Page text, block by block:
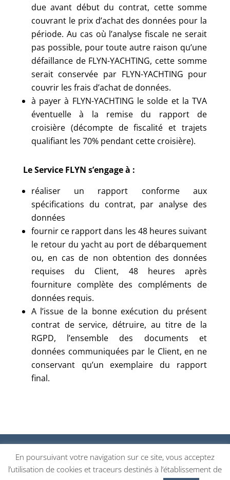
due avant début du contrat, cette somme
couvrant le prix d’achat des données pour la
période. Au cas où l’analyse fiscale ne serait
pas possible, pour toute autre raison qu’une
défaillance de FLYN-YACHTING, cette somme
serait conservée par FLYN-YACHTING pour
couvrir les frais d’achat de données.
à payer à FLYN-YACHTING le solde et la TVA
éventuelle à la remise du rapport de
croisière (décompte de fiscalité et trajets
qualifiant les 70% pendant cette croisière).
Le Service FLYN s’engage à :
réaliser un rapport conforme aux
spécifications du contrat, par analyse des
données
fournir ce rapport dans les 48 heures suivant
le retour du yacht au port de débarquement
ou, en cas de non obtention des données
requises du Client, 48 heures après
fourniture complète des compléments de
données requis.
A l’issue de la bonne exécution du présent
contrat de service, détruire, au titre de la
RGPD, l’ensemble des documents et
données communiquées par le Client, en ne
conservant qu’un exemplaire du rapport
final.
confidentialité| Se désincrire de la newsletter|
FLYN © - 2026
En poursuivant votre navigation sur ce site, vous acceptez
l’utilisation de cookies et traceurs destinés à l’établissement de